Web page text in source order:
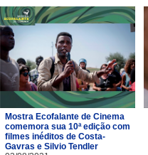
Mostra Ecofalante de Cinema
comemora sua 10ª edição com
filmes inéditos de Costa-
Gavras e Silvio Tendler